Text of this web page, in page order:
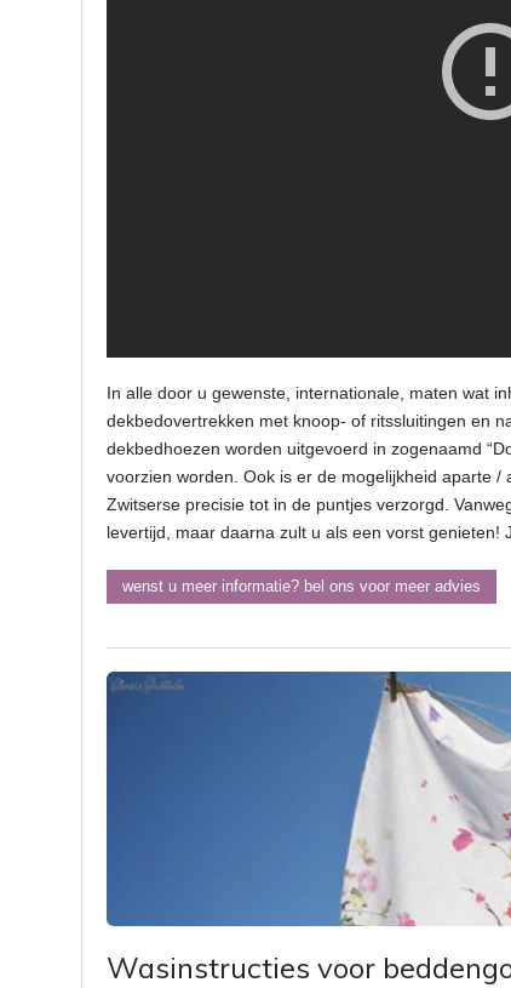
In alle door u gewenste, internationale, maten wat
dekbedovertrekken met knoop- of ritssluitingen en
dekbedhoezen worden uitgevoerd in zogenaamd
voorzien worden. Ook is er de mogelijkheid aparte
Zwitserse precisie tot in de puntjes verzorgd.
levertijd, maar daarna zult u als een vorst genieten!
wenst u meer informatie? bel ons voor meer advies
Wasinstructies voor